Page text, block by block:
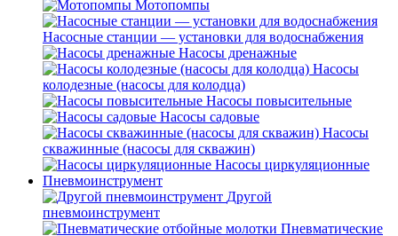
Мотопомпы
Насосные станции — установки для водоснабжения
Насосы дренажные
Насосы
колодезные (насосы для колодца)
Насосы повысительные
Насосы садовые
Насосы
скважинные (насосы для скважин)
Насосы циркуляционные
Пневмоинструмент
Другой
пневмоинструмент
Пневматические